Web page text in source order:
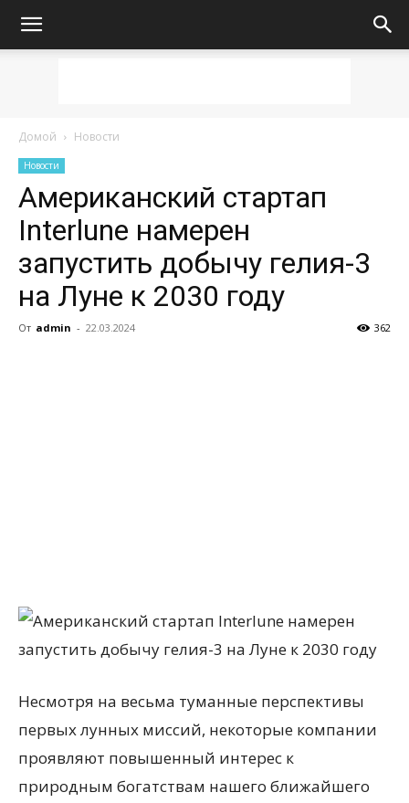
Домой Новости
Новости
Американский стартап
Interlune намерен
запустить добычу гелия-3
на Луне к 2030 году
От admin - 22.03.2024 362
Несмотря на весьма туманные перспективы
первых лунных миссий, некоторые компании
проявляют повышенный интерес к
природным богатствам нашего ближайшего